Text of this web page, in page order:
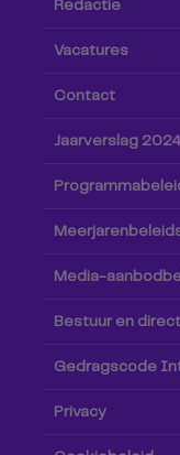
Redactie
Vacatures
Contact
Jaarverslag 2024
Media-
Bestuur en
Gedragscode
Privacy